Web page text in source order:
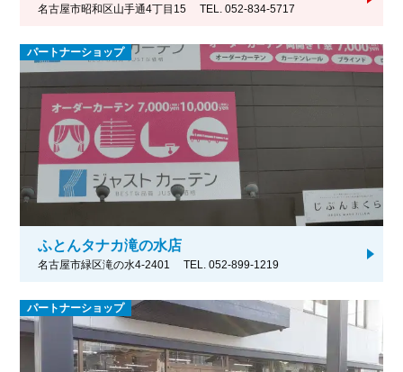
名古屋市昭和区山手通4丁目15 TEL. 052-834-5717
パートナーショップ
ふとんタナカ滝の水店
名古屋市緑区滝の水4-2401 TEL. 052-899-1219
パートナーショップ